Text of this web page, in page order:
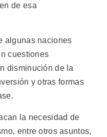
de esa
algunas naciones
cuestiones
disminución de la
y otras formas
la necesidad de
entre otros asuntos,